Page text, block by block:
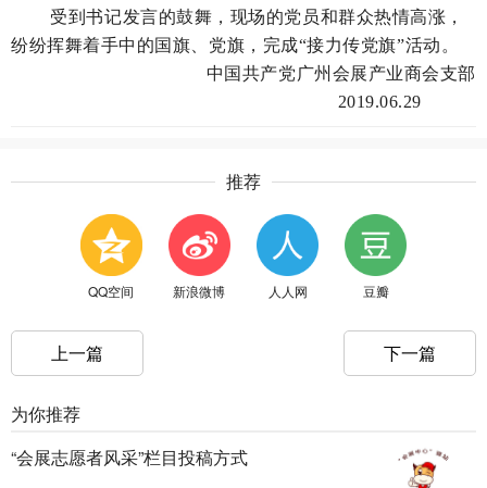
受到书记发言的鼓舞，现场的党员和群众热情高涨，
纷纷挥舞着手中的国旗、党旗，完成“接力传党旗”活动。
中国共产党广州会展产业商会支部
2019.06.29
推荐
QQ空间 新浪微博 人人网 豆瓣
上一篇 下一篇
为你推荐
“会展志愿者风采”栏目投稿方式